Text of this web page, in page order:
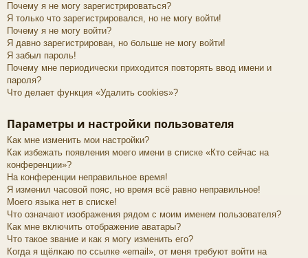
Почему я не могу зарегистрироваться?
Я только что зарегистрировался, но не могу войти!
Почему я не могу войти?
Я давно зарегистрирован, но больше не могу войти!
Я забыл пароль!
Почему мне периодически приходится повторять ввод имени и
пароля?
Что делает функция «Удалить cookies»?
Параметры и настройки пользователя
Как мне изменить мои настройки?
Как избежать появления моего имени в списке «Кто сейчас на
конференции»?
На конференции неправильное время!
Я изменил часовой пояс, но время всё равно неправильное!
Моего языка нет в списке!
Что означают изображения рядом с моим именем пользователя?
Как мне включить отображение аватары?
Что такое звание и как я могу изменить его?
Когда я щёлкаю по ссылке «email», от меня требуют войти на